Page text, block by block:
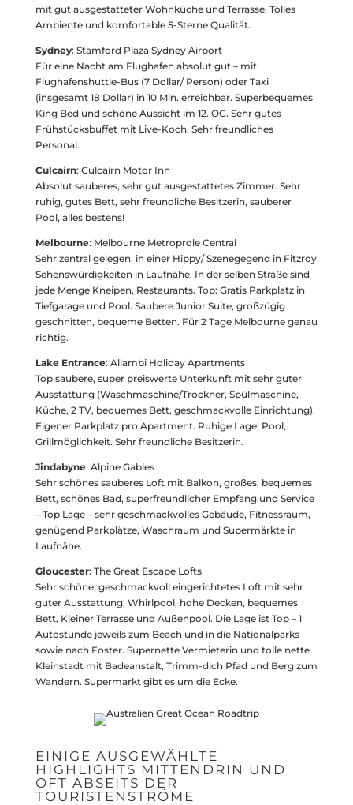
mit gut ausgestatteter Wohnküche und Terrasse. Tolles
Ambiente und komfortable 5-Sterne Qualität.
Sydney: Stamford Plaza Sydney Airport
Für eine Nacht am Flughafen absolut gut – mit
Flughafenshuttle-Bus (7 Dollar/ Person) oder Taxi
(insgesamt 18 Dollar) in 10 Min. erreichbar. Superbequemes
King Bed und schöne Aussicht im 12. OG. Sehr gutes
Frühstücksbuffet mit Live-Koch. Sehr freundliches
Personal.
Culcairn: Culcairn Motor Inn
Absolut sauberes, sehr gut ausgestattetes Zimmer. Sehr
ruhig, gutes Bett, sehr freundliche Besitzerin, sauberer
Pool, alles bestens!
Melbourne: Melbourne Metroprole Central
Sehr zentral gelegen, in einer Hippy/ Szenegegend in Fitzroy
Sehenswürdigkeiten in Laufnähe. In der selben Straße sind
jede Menge Kneipen, Restaurants. Top: Gratis Parkplatz in
Tiefgarage und Pool. Saubere Junior Suite, großzügig
geschnitten, bequeme Betten. Für 2 Tage Melbourne genau
richtig.
Lake Entrance: Allambi Holiday Apartments
Top saubere, super preiswerte Unterkunft mit sehr guter
Ausstattung (Waschmaschine/Trockner, Spülmaschine,
Küche, 2 TV, bequemes Bett, geschmackvolle Einrichtung).
Eigener Parkplatz pro Apartment. Ruhige Lage, Pool,
Grillmöglichkeit. Sehr freundliche Besitzerin.
Jindabyne: Alpine Gables
Sehr schönes sauberes Loft mit Balkon, großes, bequemes
Bett, schönes Bad, superfreundlicher Empfang und Service
– Top Lage – sehr geschmackvolles Gebäude, Fitnessraum,
genügend Parkplätze, Waschraum und Supermärkte in
Laufnähe.
Gloucester: The Great Escape Lofts
Sehr schöne, geschmackvoll eingerichtetes Loft mit sehr
guter Ausstattung, Whirlpool, hohe Decken, bequemes
Bett, Kleiner Terrasse und Außenpool. Die Lage ist Top – 1
Autostunde jeweils zum Beach und in die Nationalparks
sowie nach Foster. Supernette Vermieterin und tolle nette
Kleinstadt mit Badeanstalt, Trimm-dich Pfad und Berg zum
Wandern. Supermarkt gibt es um die Ecke.
EINIGE AUSGEWÄHLTE
HIGHLIGHTS MITTENDRIN UND
OFT ABSEITS DER
TOURISTENSTRÖME